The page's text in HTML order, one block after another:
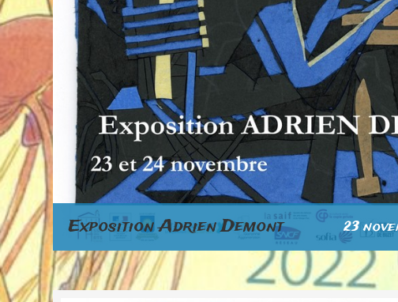
Exposition Adrien Demont 23